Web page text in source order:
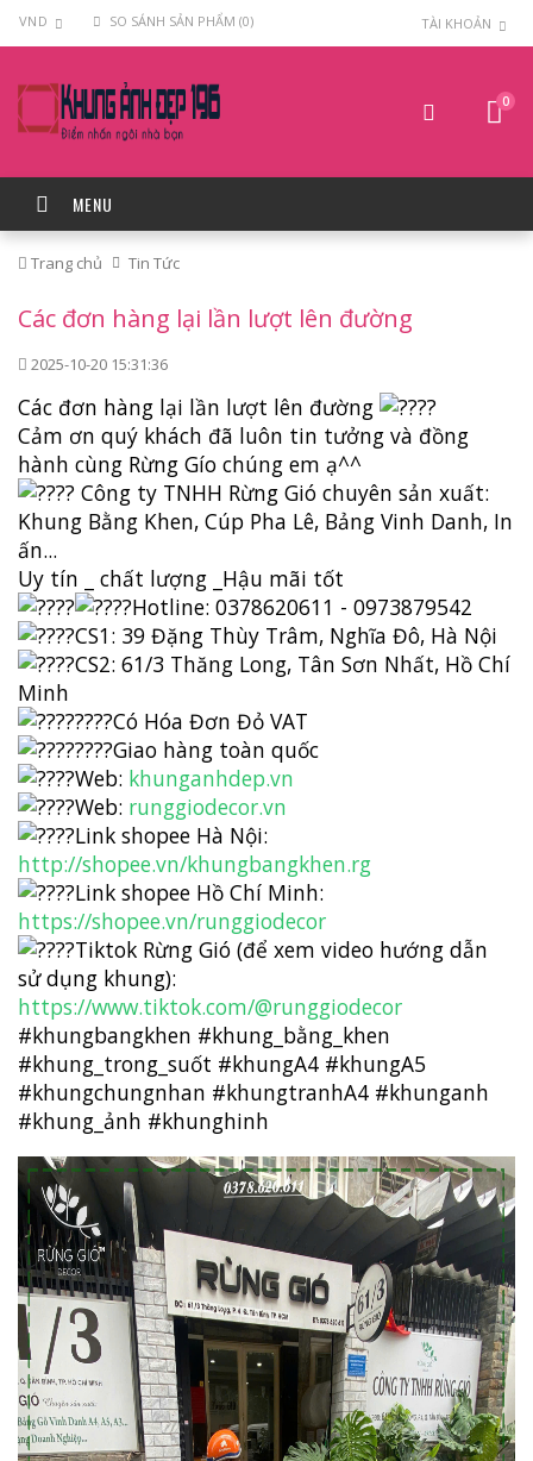
VND SO SÁNH SẢN PHẨM (0) TÀI KHOẢN
0
MENU
Trang chủ Tin Tức
Các đơn hàng lại lần lượt lên đường
2025-10-20 15:31:36
Các đơn hàng lại lần lượt lên đường
Cảm ơn quý khách đã luôn tin tưởng và đồng
hành cùng Rừng Gío chúng em ạ^^
Công ty TNHH Rừng Gió chuyên sản xuất:
Khung Bằng Khen, Cúp Pha Lê, Bảng Vinh Danh, In
ấn...
Uy tín _ chất lượng _Hậu mãi tốt
Hotline: 0378620611 - 0973879542
CS1: 39 Đặng Thùy Trâm, Nghĩa Đô, Hà Nội
CS2: 61/3 Thăng Long, Tân Sơn Nhất, Hồ Chí
Minh
Có Hóa Đơn Đỏ VAT
Giao hàng toàn quốc
Web: khunganhdep.vn
Web: runggiodecor.vn
Link shopee Hà Nội:
http://shopee.vn/khungbangkhen.rg
Link shopee Hồ Chí Minh:
https://shopee.vn/runggiodecor
Tiktok Rừng Gió (để xem video hướng dẫn
sử dụng khung):
https://www.tiktok.com/@runggiodecor
#khungbangkhen #khung_bằng_khen
#khung_trong_suốt #khungA4 #khungA5
#khungchungnhan #khungtranhA4 #khunganh
#khung_ảnh #khunghinh